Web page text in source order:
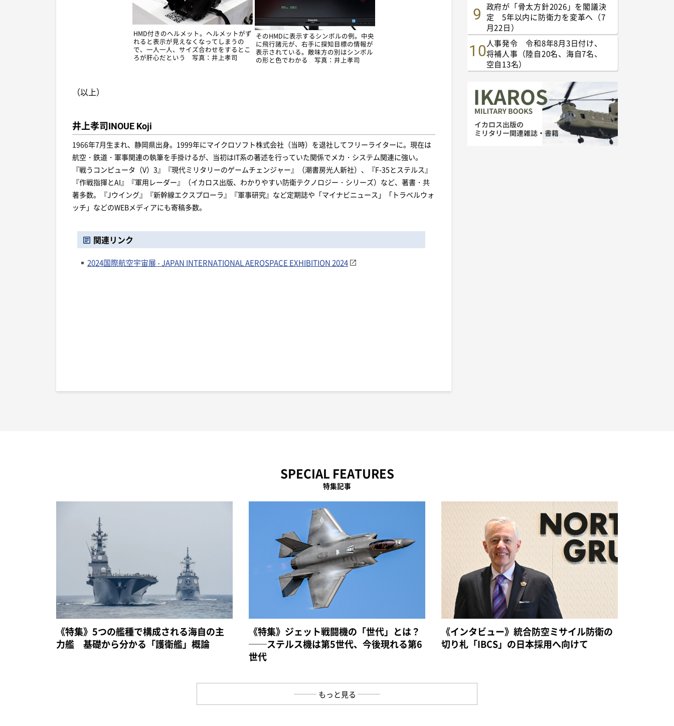
HMD付きのヘルメット。ヘルメットがず
れると表示が見えなくなってしまうの
で、一人一人、サイズ合わせをするとこ
ろが肝心だという 写真：井上孝司
そのHMDに表示するシンボルの例。中央
に飛行諸元が、右手に探知目標の情報が
表示されている。敵味方の別はシンボル
の形と色でわかる 写真：井上孝司
（以上）
井上孝司INOUE Koji
1966年7月生まれ、静岡県出身。1999年にマイクロソフト株式会社（当時）を退社してフリーライターに。現在は
航空・鉄道・軍事関連の執筆を手掛けるが、当初はIT系の著述を行っていた関係でメカ・システム関連に強い。
『戦うコンピュータ（V）3』『現代ミリタリーのゲームチェンジャー』（潮書房光人新社）、『F-35とステルス』
『作戦指揮とAI』『軍用レーダー』（イカロス出版、わかりやすい防衛テクノロジー・シリーズ）など、著書・共
著多数。『Jウイング』『新幹線エクスプローラ』『軍事研究』など定期誌や「マイナビニュース」「トラベルウォ
ッチ」などのWEBメディアにも寄稿多数。
関連リンク
2024国際航空宇宙展 - JAPAN INTERNATIONAL AEROSPACE EXHIBITION 2024
政府が「骨太方針2026」を閣議決
定 5年以内に防衛力を変革へ（7
月22日）
人事発令 令和8年8月3日付け、
将補人事（陸自20名、海自7名、
空自13名）
SPECIAL FEATURES
特集記事
《特集》5つの艦種で構成される海自の主
力艦 基礎から分かる「護衛艦」概論
《特集》ジェット戦闘機の「世代」とは？
──ステルス機は第5世代、今後現れる第6
世代
《インタビュー》統合防空ミサイル防衛の
切り札「IBCS」の日本採用へ向けて
もっと見る